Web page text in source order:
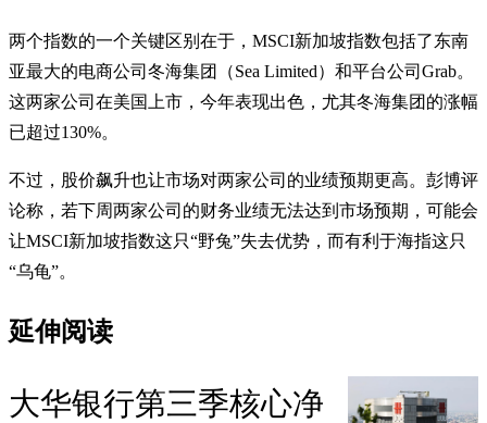
两个指数的一个关键区别在于，MSCI新加坡指数包括了东南
亚最大的电商公司冬海集团（Sea Limited）和平台公司Grab。
这两家公司在美国上市，今年表现出色，尤其冬海集团的涨幅
已超过130%。
不过，股价飙升也让市场对两家公司的业绩预期更高。彭博评
论称，若下周两家公司的财务业绩无法达到市场预期，可能会
让MSCI新加坡指数这只“野兔”失去优势，而有利于海指这只
“乌龟”。
延伸阅读
大华银行第三季核心净